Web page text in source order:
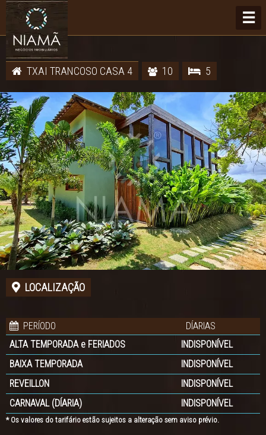
☰
TXAI TRANCOSO CASA 4 10 5
LOCALIZAÇÃO
PERÍODO
DÍARIAS
ALTA TEMPORADA e FERIADOS
INDISPONÍVEL
BAIXA TEMPORADA
INDISPONÍVEL
REVEILLON
INDISPONÍVEL
CARNAVAL (DÍARIA)
INDISPONÍVEL
* Os valores do tarifário estão sujeitos a alteração sem aviso prévio.